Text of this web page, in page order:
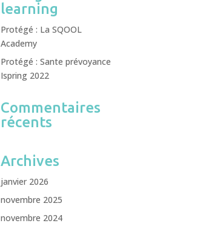
learning
Protégé : La SQOOL
Academy
Protégé : Sante prévoyance
Ispring 2022
Commentaires
récents
Archives
janvier 2026
novembre 2025
novembre 2024